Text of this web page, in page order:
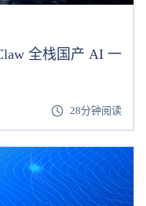
全栈国产 AI 一
28分钟阅读